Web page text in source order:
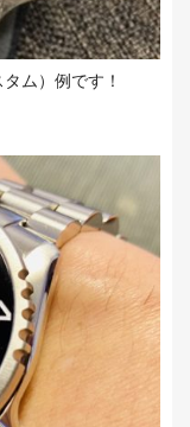
ム）例です！